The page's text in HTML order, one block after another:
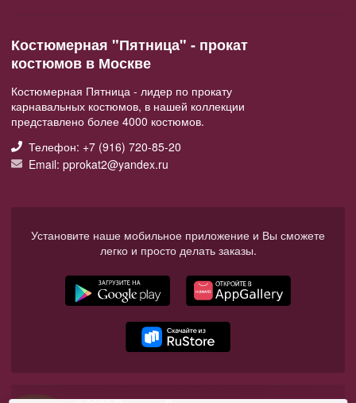
Костюмерная "Пятница" - прокат
костюмов в Москве
Костюмерная Пятница - лидер по прокату
карнавальных костюмов, в нашей коллекции
представлено более 4000 костюмов.
Телефон: +7 (916) 720-85-20
Email: pprokat2@yandex.ru
Установите наше мобильное приложение и Вы сможете
легко и просто делать заказы.